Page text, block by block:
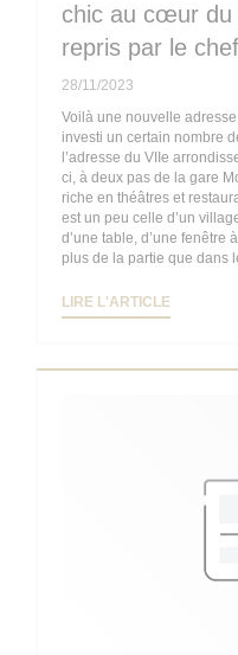
chic au cœur du
repris par le
28/11/2023
Voilà une nouvelle
investi un certain nombre
l’adresse du VIIe
ci, à deux pas de la gare
riche en théâtres et
est un peu celle d’un
d’une table, d’une fenêtre
plus de la partie que dans
LIRE L'ARTICLE